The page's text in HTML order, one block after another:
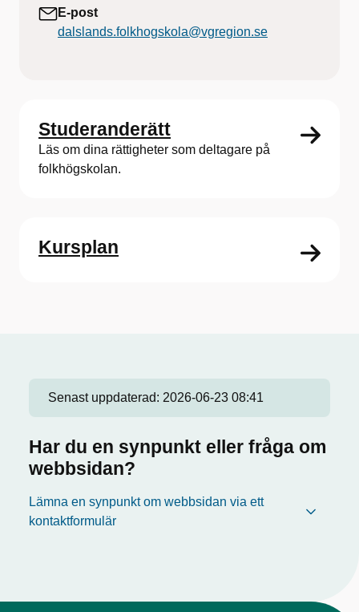
E-post
dalslands.folkhogskola@vgregion.se
Studeranderätt
Läs om dina rättigheter som deltagare på
folkhögskolan.
Kursplan
Senast uppdaterad: 2026-06-23 08:41
Har du en synpunkt eller fråga om
webbsidan?
Lämna en synpunkt om webbsidan via ett
kontaktformulär